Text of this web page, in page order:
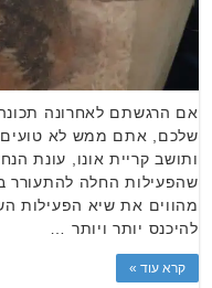
אם הרגשתם לאחרונה
שלכם, אתם ממש לא טועים.
ותושב קריית אונו, עונת
שהפעילות החלה להתעורר
מהווים את שיא הפעילות
להיכנס יותר ויותר …
קרא עוד »